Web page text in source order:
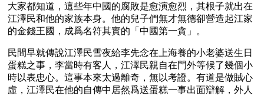
大家都知道，這些年中國的腐敗是愈演愈烈，其根子就出在
江澤民和他的家族本身。他的兒子們無才無德卻營造起江家
的金錢王國，成爲名符其實的「中國第一貪」。
民間早就傳說江澤民雪夜給李先念在上海養的小老婆送生日
蛋糕之事，李當時有客人，江澤民親自在門外等候了幾個小
時以表忠心。這事本來太過離奇，無以考證。有道是做賊心
虛，江澤民在他的自傳中居然爲送蛋糕一事出面辯解，外人